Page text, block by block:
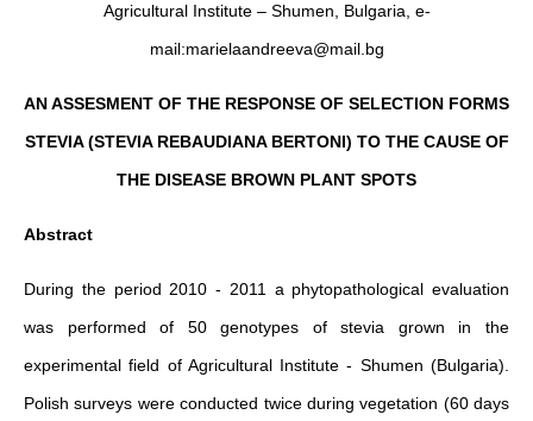
Agricultural Institute – Shumen, Bulgaria, e-
mail:marielaandreeva@mail.bg
AN ASSESMENT OF THE RESPONSE OF SELECTION FORMS
STEVIA (STEVIA REBAUDIANA BERTONI) TO THE CAUSE OF
THE DISEASE BROWN PLANT SPOTS
Abstract
During the period 2010 - 2011 a phytopathological evaluation
was performed of 50 genotypes of stevia grown in the
experimental field of Agricultural Institute - Shumen (Bulgaria).
Polish surveys were conducted twice during vegetation (60 days